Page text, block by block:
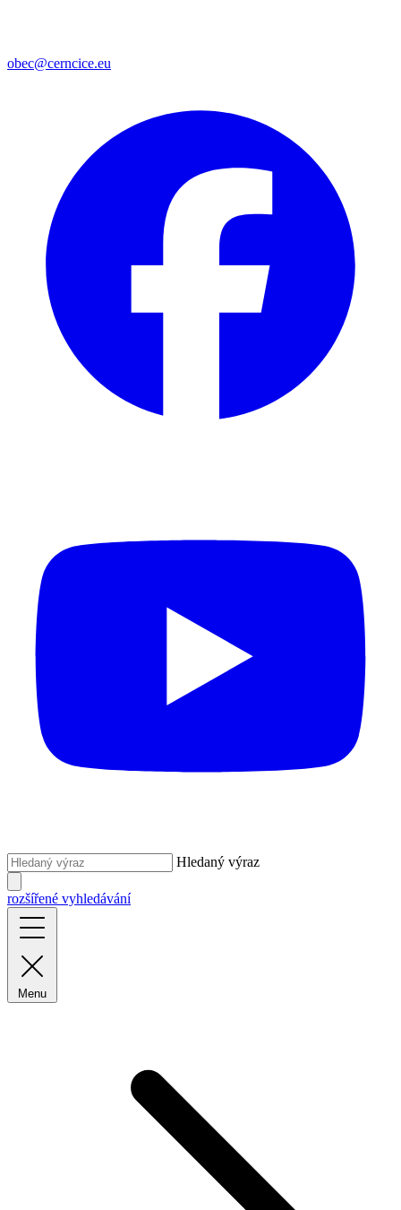
obec@cerncice.eu
Hledaný výraz
rozšířené vyhledávání
Menu